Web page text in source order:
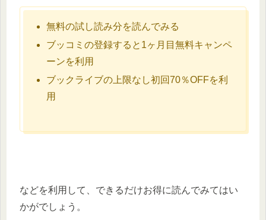
無料の試し読み分を読んでみる
ブッコミの登録すると1ヶ月目無料キャンペ
ーンを利用
ブックライブの上限なし初回70％OFFを利
用
などを利用して、できるだけお得に読んでみてはい
かがでしょう。